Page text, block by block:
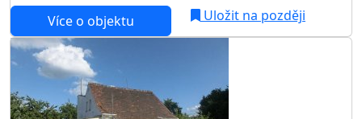
Více o objektu
Uložit na později